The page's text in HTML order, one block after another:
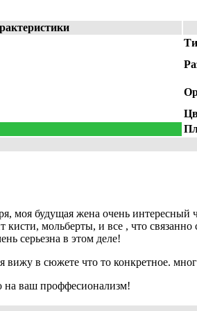
моя будущая жена очень
кисти, мольберты, и все , что
серьезна в этом деле!
вижу в сюжете что то конкретное.
на ваш проффесионализм!